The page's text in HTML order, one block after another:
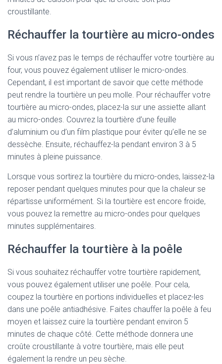
croustillante.
Réchauffer la tourtière au micro-ondes
Si vous n’avez pas le temps de réchauffer votre tourtière au
four, vous pouvez également utiliser le micro-ondes.
Cependant, il est important de savoir que cette méthode
peut rendre la tourtière un peu molle. Pour réchauffer votre
tourtière au micro-ondes, placez-la sur une assiette allant
au micro-ondes. Couvrez la tourtière d’une feuille
d’aluminium ou d’un film plastique pour éviter qu’elle ne se
dessèche. Ensuite, réchauffez-la pendant environ 3 à 5
minutes à pleine puissance.
Lorsque vous sortirez la tourtière du micro-ondes, laissez-la
reposer pendant quelques minutes pour que la chaleur se
répartisse uniformément. Si la tourtière est encore froide,
vous pouvez la remettre au micro-ondes pour quelques
minutes supplémentaires.
Réchauffer la tourtière à la poêle
Si vous souhaitez réchauffer votre tourtière rapidement,
vous pouvez également utiliser une poêle. Pour cela,
coupez la tourtière en portions individuelles et placez-les
dans une poêle antiadhésive. Faites chauffer la poêle à feu
moyen et laissez cuire la tourtière pendant environ 5
minutes de chaque côté. Cette méthode donnera une
croûte croustillante à votre tourtière, mais elle peut
également la rendre un peu sèche.